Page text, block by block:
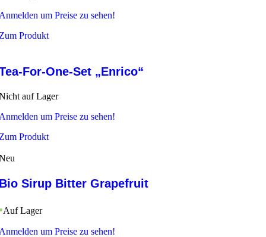
um Preise zu sehen!
Produkt
For-One-Set „Enrico“
auf Lager
um Preise zu sehen!
Produkt
Sirup Bitter Grapefruit
Auf Lager
um Preise zu sehen!